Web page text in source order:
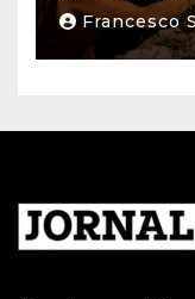
Francesco